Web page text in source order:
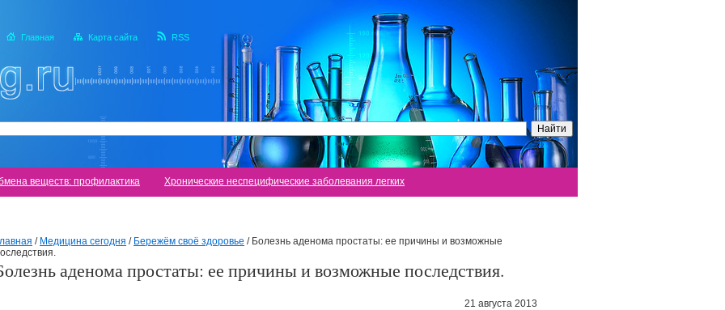
Главная Карта сайта RSS
веществ: профилактика Хронические неспецифические заболевания легких
/ Медицина сегодня / Бережём своё здоровье / Болезнь аденома простаты: ее причины и возможные
аденома простаты: ее причины и возможные последствия.
21 августа 2013